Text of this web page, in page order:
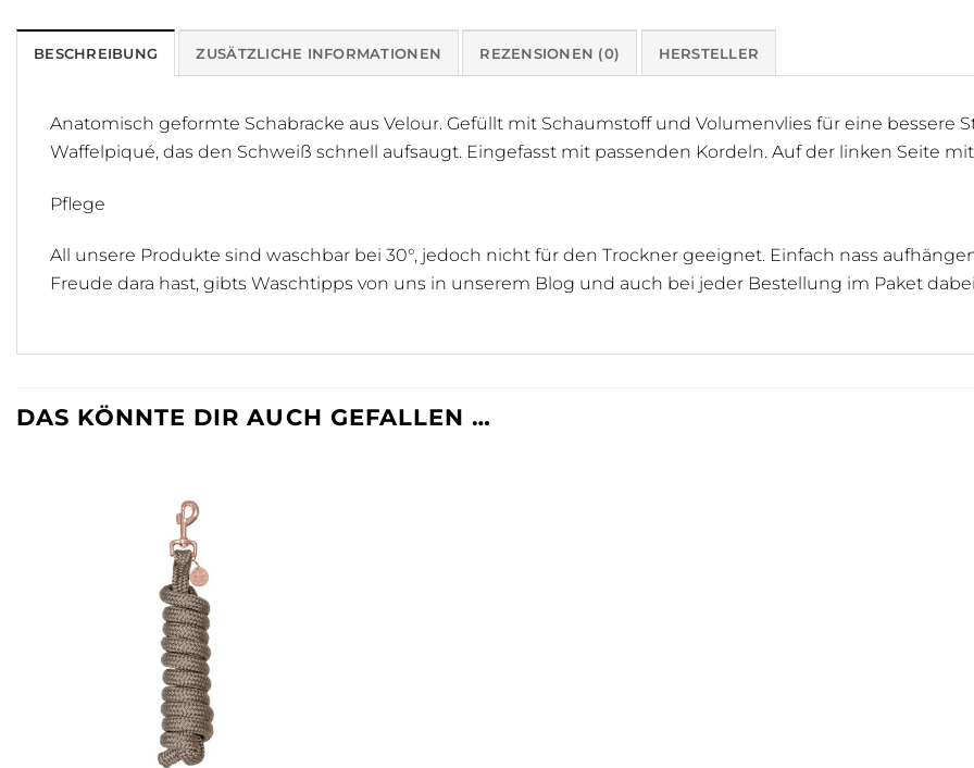
BESCHREIBUNG ZUSÄTZLICHE INFORMATIONEN REZENSIONEN (0) HERSTELLER
Anatomisch geformte Schabracke aus Velour. Gefüllt mit Schaumstoff und Volumenvlies für eine bessere
Waffelpiqué, das den Schweiß schnell aufsaugt. Eingefasst mit passenden Kordeln. Auf der linken Seite
Pflege
All unsere Produkte sind waschbar bei 30°, jedoch nicht für den Trockner geeignet. Einfach nass
Freude dara hast, gibts Waschtipps von uns in unserem Blog und auch bei jeder Bestellung im Paket
DAS KÖNNTE DIR AUCH GEFALLEN …